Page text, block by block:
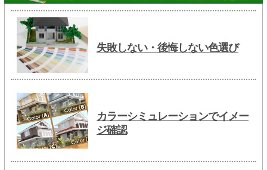
失敗しない・後悔しない色選び
カラーシミュレーションでイメー
ジ確認